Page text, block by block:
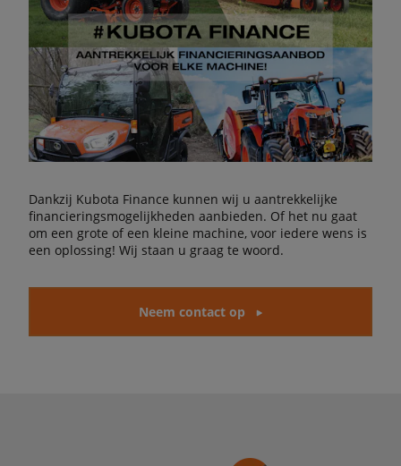
Dankzij Kubota Finance kunnen wij u aantrekkelijke
financieringsmogelijkheden aanbieden. Of het nu gaat
om een grote of een kleine machine, voor iedere wens is
een oplossing! Wij staan u graag te woord.
Neem contact op